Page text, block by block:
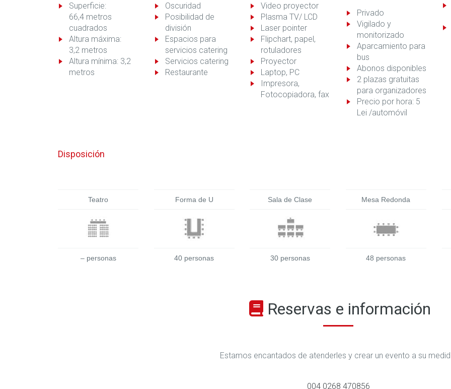
Superficie:
66,4 metros
cuadrados
Altura máxima:
3,2 metros
Altura mínima: 3,2
metros
Oscuridad
Posibilidad de
división
Espacios para
servicios catering
Servicios catering
Restaurante
Video proyector
Plasma TV/ LCD
Laser pointer
Flipchart, papel,
rotuladores
Proyector
Laptop, PC
Impresora,
Fotocopiadora, fax
Privado
Vigilado y
monitorizado
Aparcamiento para
bus
Abonos disponibles
2 plazas gratuitas
para organizadores
Precio por hora: 5
Lei /automóvil
Disposición
Teatro
– personas
Forma de U
40 personas
Sala de Clase
30 personas
Mesa Redonda
48 personas
Reservas e información
Estamos encantados de atenderles y crear un evento a su
004 0268 470856